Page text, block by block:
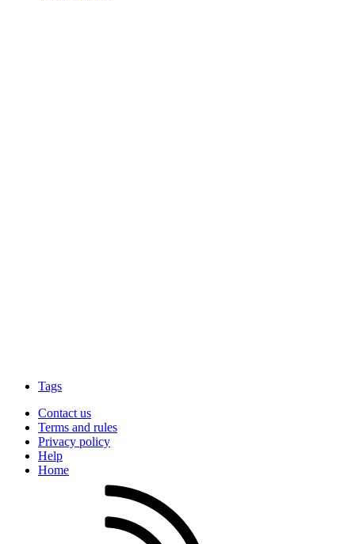
Tags
Contact us
Terms and rules
Privacy policy
Help
Home